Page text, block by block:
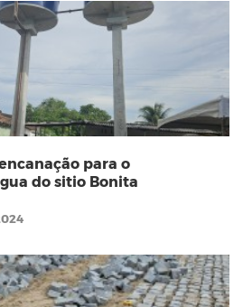
para o
do sitio Bonita